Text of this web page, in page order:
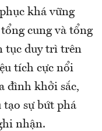
khá vững
cung và tổng
tục duy trì trên
tích cực nổi
đình khởi sắc,
tạo sự bứt phá
nhận.